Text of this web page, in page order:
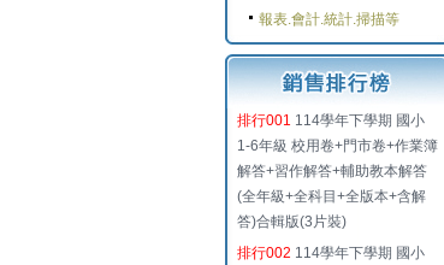
報表.會計.統計.掃描等
排行001 114學年下學期 國小
1-6年級 校用卷+門市卷+作業簿
解答+習作解答+輔助教本解答
(全年級+全科目+全版本+含解
答)合輯版(3片裝)
排行002 114學年下學期 國小